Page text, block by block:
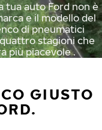
tua auto Ford non è
e il modello del
di pneumatici
stagioni che
più piacevole .
GIUSTO